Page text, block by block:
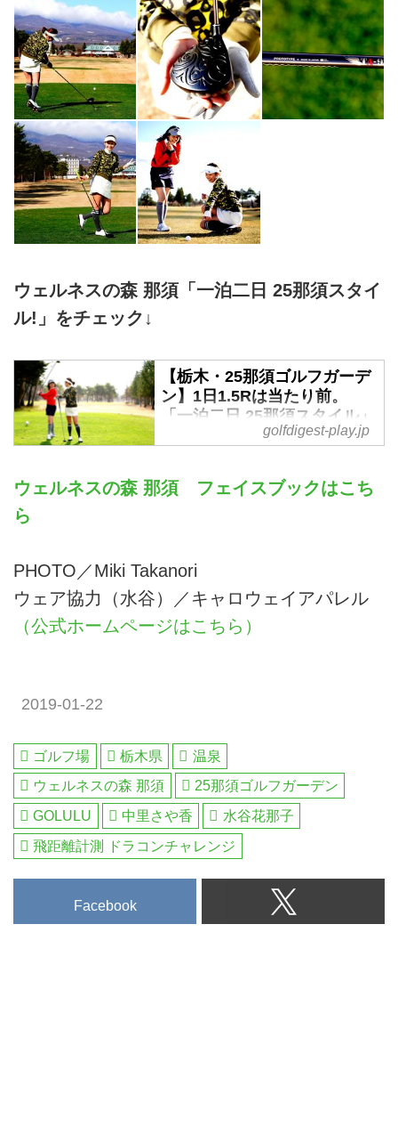
ウェルネスの森 那須「一泊二日 25那須スタイ
ル!」をチェック↓
【栃木・25那須ゴルフガーデ
ン】1日1.5Rは当たり前。
「一泊二日 25那須スタイル」
なら上達間違いなし! ウェル
ック⑥ - ゴルフへ行こうWEB
by ゴルフダイジェスト
と走ってクルマで行くも良し、の
は、今やリピーターのGOLULU
中里さや香と水谷花那子が「絶対
golfdigest-play.jp
ウェルネスの森 那須 フェイスブックはこち
ら
PHOTO／Miki Takanori
ウェア協力（水谷）／キャロウェイアパレル
（公式ホームページはこちら）
2019-01-22
ゴルフ場 栃木県
温泉
ウェルネスの森 那須
25那須ゴルフガーデン
GOLULU
中里さや香
水谷花那子
飛距離計測 ドラコンチャレンジ
Facebook